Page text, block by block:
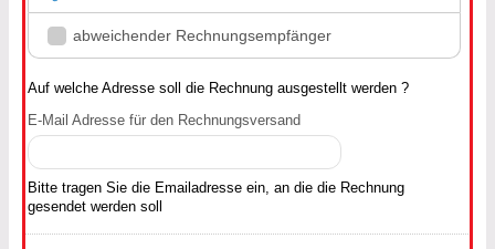
abweichender Rechnungsempfänger
Auf welche Adresse soll die Rechnung ausgestellt werden ?
E-Mail Adresse für den Rechnungsversand
Bitte tragen Sie die Emailadresse ein, an die die Rechnung
gesendet werden soll